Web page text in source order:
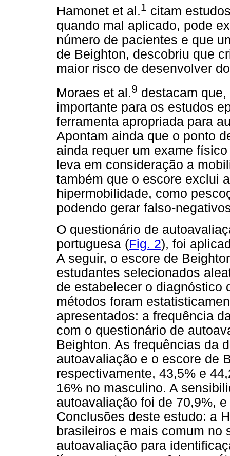
Hamonet et al.1 citam
quando mal aplicado, pode
número de pacientes e que
de Beighton, descobriu que
maior risco de desenvolver
Moraes et al.9 destacam
importante para os estudos
ferramenta apropriada para
Apontam ainda que o ponto
ainda requer um exame
leva em consideração a
também que o escore exclui
hipermobilidade, como
podendo gerar falso-
O questionário de
portuguesa (Fig. 2), foi
A seguir, o escore de
estudantes selecionados
de estabelecer o diagnóstico
métodos foram
apresentados: a frequência
com o questionário de
Beighton. As frequências da
autoavaliação e o escore de
respectivamente, 43,5% e
16% no masculino. A
autoavaliação foi de 70,9%,
Conclusões deste estudo: a
brasileiros e mais comum no
autoavaliação para